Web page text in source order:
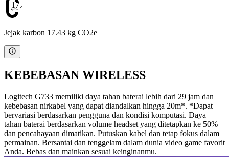
17.43
Jejak karbon 17.43 kg CO2e
KEBEBASAN WIRELESS
Logitech G733 memiliki daya tahan baterai lebih dari 29 jam dan
kebebasan nirkabel yang dapat diandalkan hingga 20m*. *Dapat
bervariasi berdasarkan pengguna dan kondisi komputasi. Daya
tahan baterai berdasarkan volume headset yang ditetapkan ke 50%
dan pencahayaan dimatikan. Putuskan kabel dan tetap fokus dalam
permainan. Bersantai dan tenggelam dalam dunia video game favorit
Anda. Bebas dan mainkan sesuai keinginanmu.